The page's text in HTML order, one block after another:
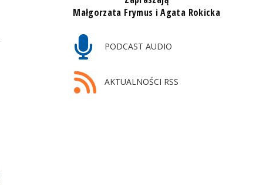
Małgorzata Frymus i Agata Rokicka
PODCAST AUDIO
AKTUALNOŚCI RSS